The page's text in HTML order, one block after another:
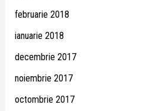
februarie 2018
ianuarie 2018
decembrie 2017
noiembrie 2017
octombrie 2017